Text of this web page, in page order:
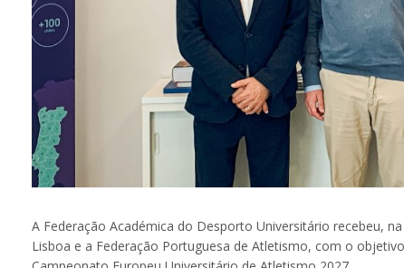
A Federação Académica do Desporto Universitário recebeu,
Lisboa e a Federação Portuguesa de Atletismo, com o